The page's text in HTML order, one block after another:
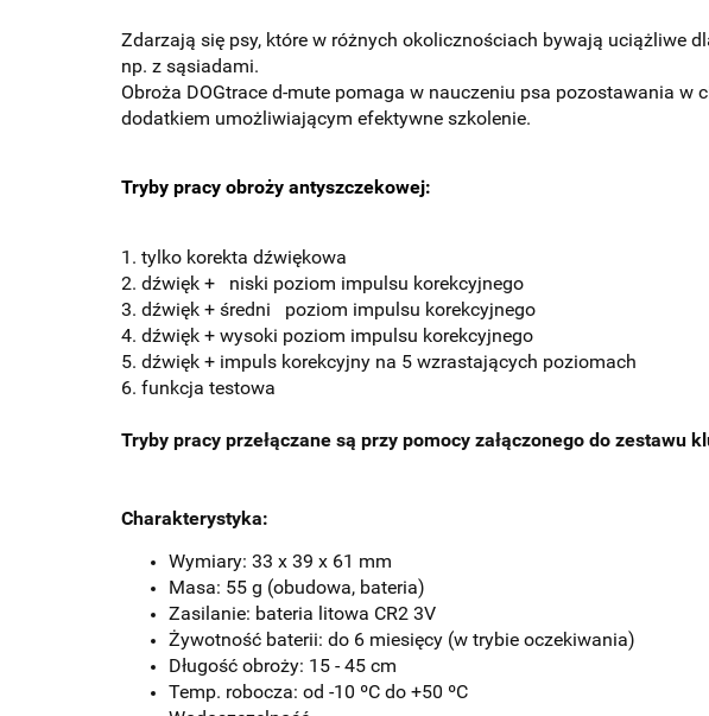
Zdarzają się psy, które w różnych okolicznościach bywają uciążliwe
np. z sąsiadami.
Obroża DOGtrace d-mute pomaga w nauczeniu psa pozostawania
dodatkiem umożliwiającym efektywne szkolenie.
Tryby pracy obroży antyszczekowej:
1. tylko korekta dźwiękowa
2. dźwięk + niski poziom impulsu korekcyjnego
3. dźwięk + średni poziom impulsu korekcyjnego
4. dźwięk + wysoki poziom impulsu korekcyjnego
5. dźwięk + impuls korekcyjny na 5 wzrastających poziomach
6. funkcja testowa
Tryby pracy przełączane są przy pomocy załączonego do zestawu
Charakterystyka:
Wymiary: 33 x 39 x 61 mm
Masa: 55 g (obudowa, bateria)
Zasilanie: bateria litowa CR2 3V
Żywotność baterii: do 6 miesięcy (w trybie oczekiwania)
Długość obroży: 15 - 45 cm
Temp. robocza: od -10 ºC do +50 ºC